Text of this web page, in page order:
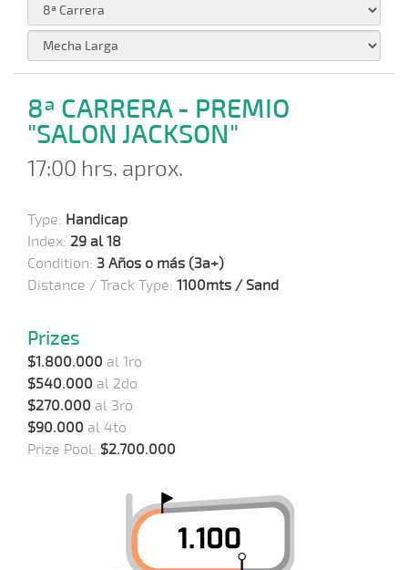
8ª CARRERA - PREMIO
"SALON JACKSON"
17:00 hrs. aprox.
Type: Handicap
Index: 29 al 18
Condition: 3 Años o más (3a+)
Distance / Track Type: 1100mts / Sand
Prizes
$1.800.000 al 1ro
$540.000 al 2do
$270.000 al 3ro
$90.000 al 4to
Prize Pool: $2.700.000